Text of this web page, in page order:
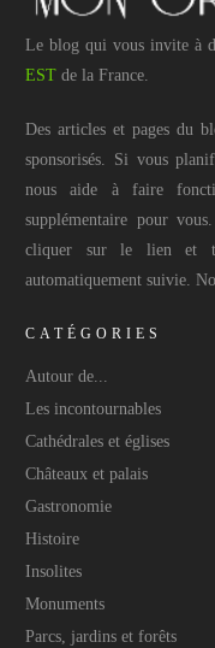
Le blog qui vous invite à
EST de la France.
Des articles et pages du
sponsorisés. Si vous
nous aide à faire
supplémentaire pour
cliquer sur le lien et
automatiquement suivie.
CATÉGORIES
Autour de...
Les incontournables
Cathédrales et églises
Châteaux et palais
Gastronomie
Histoire
Insolites
Monuments
Parcs, jardins et forêts